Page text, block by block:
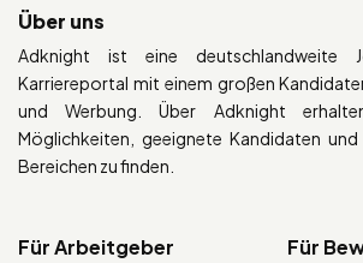
Über uns
Adknight ist eine deutschlandweite
Karriereportal mit einem großen
und Werbung. Über Adknight
Möglichkeiten, geeignete Kandidaten
Bereichen zu finden.
Für Arbeitgeber Für